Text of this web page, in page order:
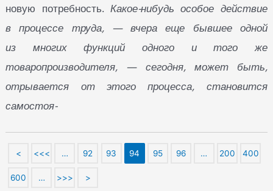
новую потребность. Какое-нибудь особое действие
в процессе труда, — вчера еще бывшее одной
из многих функций одного и того же
товаропроизводителя, — сегодня, может быть,
отрывается от этого процесса, становится
самостоя-
< <<< … 92 93 94 95 96 … 200 400
600 … >>> >